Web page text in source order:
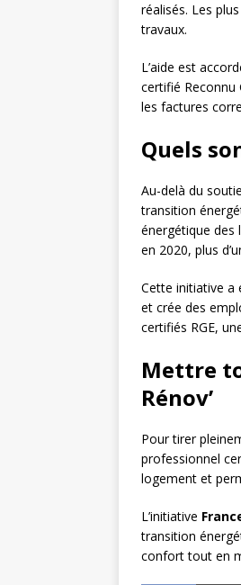
réalisés. Les
travaux.
L’aide est
certifié Reconnu
les factures
Quels
Au-delà du
transition
énergétique des
en 2020, plus
Cette initiative a
et crée des
certifiés RGE,
Mettre
Rénov’
Pour tirer
professionnel
logement et
L’initiative
transition
confort tout en